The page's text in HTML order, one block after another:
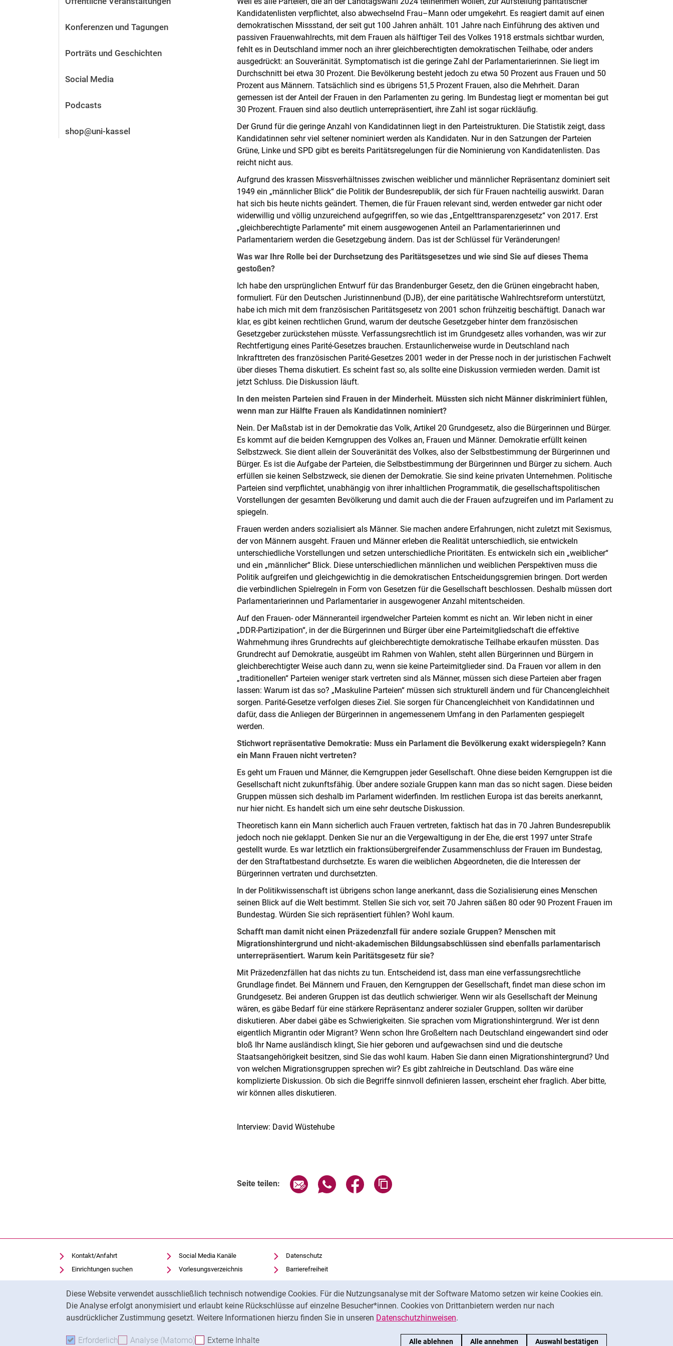
Diese Website verwendet ausschließlich technisch notwendige Cookies. Für die Nutzungsanalyse mit der Software Matomo setzen wir keine Cookies ein.
Die Analyse erfolgt anonymisiert und erlaubt keine Rückschlüsse auf einzelne Besucher*innen. Cookies von Drittanbietern werden nur nach
ausdrücklicher Zustimmung gesetzt. Weitere Informationen hierzu finden Sie in unseren Datenschutzhinweisen.
Erforderlich Erforderliche Cookies akzeptieren
Analyse (Matomo) Analyse-Cookies akzeptieren
Externe Inhalte Alle ablehnen Alle annehmen Auswahl bestätigen
Stellenangebote
Alum­ni und Freunde
Kontakt und Standorte
Konferenzen und Tagungen
Porträts und Geschichten
Social Media
Podcasts
shop@uni-kassel
Kandidatenlisten verpflichtet, also abwechselnd Frau–Mann oder umgekehrt. Es reagiert damit auf einen
demokratischen Missstand, der seit gut 100 Jahren anhält. 101 Jahre nach Einführung des aktiven und
passiven Frauenwahlrechts, mit dem Frauen als hälftiger Teil des Volkes 1918 erstmals sichtbar wurden,
fehlt es in Deutschland immer noch an ihrer gleichberechtigten demokratischen Teilhabe, oder anders
ausgedrückt: an Souveränität. Symptomatisch ist die geringe Zahl der Parlamentarierinnen. Sie liegt im
Durchschnitt bei etwa 30 Prozent. Die Bevölkerung besteht jedoch zu etwa 50 Prozent aus Frauen und 50
Prozent aus Männern. Tatsächlich sind es übrigens 51,5 Prozent Frauen, also die Mehrheit. Daran
gemessen ist der Anteil der Frauen in den Parlamenten zu gering. Im Bundestag liegt er momentan bei gut
30 Prozent. Frauen sind also deutlich unterrepräsentiert, ihre Zahl ist sogar rückläufig.
Der Grund für die geringe Anzahl von Kandidatinnen liegt in den Parteistrukturen. Die Statistik zeigt, dass
Kandidatinnen sehr viel seltener nominiert werden als Kandidaten. Nur in den Satzungen der Parteien
Grüne, Linke und SPD gibt es bereits Paritätsregelungen für die Nominierung von Kandidatenlisten. Das
reicht nicht aus.
Aufgrund des krassen Missverhältnisses zwischen weiblicher und männlicher Repräsentanz dominiert seit
1949 ein „männlicher Blick“ die Politik der Bundesrepublik, der sich für Frauen nachteilig auswirkt. Daran
hat sich bis heute nichts geändert. Themen, die für Frauen relevant sind, werden entweder gar nicht oder
widerwillig und völlig unzureichend aufgegriffen, so wie das „Entgelttransparenzgesetz“ von 2017. Erst
„gleichberechtigte Parlamente“ mit einem ausgewogenen Anteil an Parlamentarierinnen und
Parlamentariern werden die Gesetzgebung ändern. Das ist der Schlüssel für Veränderungen!
Was war Ihre Rolle bei der Durchsetzung des Paritätsgesetzes und wie sind Sie auf dieses Thema
gestoßen?
Ich habe den ursprünglichen Entwurf für das Brandenburger Gesetz, den die Grünen eingebracht haben,
formuliert. Für den Deutschen Juristinnenbund (DJB), der eine paritätische Wahlrechtsreform unterstützt,
habe ich mich mit dem französischen Paritätsgesetz von 2001 schon frühzeitig beschäftigt. Danach war
klar, es gibt keinen rechtlichen Grund, warum der deutsche Gesetzgeber hinter dem französischen
Gesetzgeber zurückstehen müsste. Verfassungsrechtlich ist im Grundgesetz alles vorhanden, was wir zur
Rechtfertigung eines Parité-Gesetzes brauchen. Erstaunlicherweise wurde in Deutschland nach
Inkrafttreten des französischen Parité-Gesetzes 2001 weder in der Presse noch in der juristischen Fachwelt
über dieses Thema diskutiert. Es scheint fast so, als sollte eine Diskussion vermieden werden. Damit ist
jetzt Schluss. Die Diskussion läuft.
In den meisten Parteien sind Frauen in der Minderheit. Müssten sich nicht Männer diskriminiert fühlen,
wenn man zur Hälfte Frauen als Kandidatinnen nominiert?
Nein. Der Maßstab ist in der Demokratie das Volk, Artikel 20 Grundgesetz, also die Bürgerinnen und Bürger.
Es kommt auf die beiden Kerngruppen des Volkes an, Frauen und Männer. Demokratie erfüllt keinen
Selbstzweck. Sie dient allein der Souveränität des Volkes, also der Selbstbestimmung der Bürgerinnen und
Bürger. Es ist die Aufgabe der Parteien, die Selbstbestimmung der Bürgerinnen und Bürger zu sichern. Auch
erfüllen sie keinen Selbstzweck, sie dienen der Demokratie. Sie sind keine privaten Unternehmen. Politische
Parteien sind verpflichtet, unabhängig von ihrer inhaltlichen Programmatik, die gesellschaftspolitischen
Vorstellungen der gesamten Bevölkerung und damit auch die der Frauen aufzugreifen und im Parlament zu
spiegeln.
Frauen werden anders sozialisiert als Männer. Sie machen andere Erfahrungen, nicht zuletzt mit Sexismus,
der von Männern ausgeht. Frauen und Männer erleben die Realität unterschiedlich, sie entwickeln
unterschiedliche Vorstellungen und setzen unterschiedliche Prioritäten. Es entwickeln sich ein „weiblicher“
und ein „männlicher“ Blick. Diese unterschiedlichen männlichen und weiblichen Perspektiven muss die
Politik aufgreifen und gleichgewichtig in die demokratischen Entscheidungsgremien bringen. Dort werden
die verbindlichen Spielregeln in Form von Gesetzen für die Gesellschaft beschlossen. Deshalb müssen dort
Parlamentarierinnen und Parlamentarier in ausgewogener Anzahl mitentscheiden.
Auf den Frauen- oder Männeranteil irgendwelcher Parteien kommt es nicht an. Wir leben nicht in einer
„DDR-Partizipation“, in der die Bürgerinnen und Bürger über eine Parteimitgliedschaft die effektive
Wahrnehmung ihres Grundrechts auf gleichberechtigte demokratische Teilhabe erkaufen müssten. Das
Grundrecht auf Demokratie, ausgeübt im Rahmen von Wahlen, steht allen Bürgerinnen und Bürgern in
gleichberechtigter Weise auch dann zu, wenn sie keine Parteimitglieder sind. Da Frauen vor allem in den
„traditionellen“ Parteien weniger stark vertreten sind als Männer, müssen sich diese Parteien aber fragen
lassen: Warum ist das so? „Maskuline Parteien“ müssen sich strukturell ändern und für Chancengleichheit
sorgen. Parité-Gesetze verfolgen dieses Ziel. Sie sorgen für Chancengleichheit von Kandidatinnen und
dafür, dass die Anliegen der Bürgerinnen in angemessenem Umfang in den Parlamenten gespiegelt
werden.
Stichwort repräsentative Demokratie: Muss ein Parlament die Bevölkerung exakt widerspiegeln? Kann
ein Mann Frauen nicht vertreten?
Es geht um Frauen und Männer, die Kerngruppen jeder Gesellschaft. Ohne diese beiden Kerngruppen ist die
Gesellschaft nicht zukunftsfähig. Über andere soziale Gruppen kann man das so nicht sagen. Diese beiden
Gruppen müssen sich deshalb im Parlament widerfinden. Im restlichen Europa ist das bereits anerkannt,
nur hier nicht. Es handelt sich um eine sehr deutsche Diskussion.
Theoretisch kann ein Mann sicherlich auch Frauen vertreten, faktisch hat das in 70 Jahren Bundesrepublik
jedoch noch nie geklappt. Denken Sie nur an die Vergewaltigung in der Ehe, die erst 1997 unter Strafe
gestellt wurde. Es war letztlich ein fraktionsübergreifender Zusammenschluss der Frauen im Bundestag,
der den Straftatbestand durchsetzte. Es waren die weiblichen Abgeordneten, die die Interessen der
Bürgerinnen vertraten und durchsetzten.
In der Politikwissenschaft ist übrigens schon lange anerkannt, dass die Sozialisierung eines Menschen
seinen Blick auf die Welt bestimmt. Stellen Sie sich vor, seit 70 Jahren säßen 80 oder 90 Prozent Frauen im
Bundestag. Würden Sie sich repräsentiert fühlen? Wohl kaum.
Schafft man damit nicht einen Präzedenzfall für andere soziale Gruppen? Menschen mit
Migrationshintergrund und nicht-akademischen Bildungsabschlüssen sind ebenfalls parlamentarisch
unterrepräsentiert. Warum kein Paritätsgesetz für sie?
Mit Präzedenzfällen hat das nichts zu tun. Entscheidend ist, dass man eine verfassungsrechtliche
Grundlage findet. Bei Männern und Frauen, den Kerngruppen der Gesellschaft, findet man diese schon im
Grundgesetz. Bei anderen Gruppen ist das deutlich schwieriger. Wenn wir als Gesellschaft der Meinung
wären, es gäbe Bedarf für eine stärkere Repräsentanz anderer sozialer Gruppen, sollten wir darüber
diskutieren. Aber dabei gäbe es Schwierigkeiten. Sie sprachen vom Migrationshintergrund. Wer ist denn
eigentlich Migrantin oder Migrant? Wenn schon Ihre Großeltern nach Deutschland eingewandert sind oder
bloß Ihr Name ausländisch klingt, Sie hier geboren und aufgewachsen sind und die deutsche
Staatsangehörigkeit besitzen, sind Sie das wohl kaum. Haben Sie dann einen Migrationshintergrund? Und
von welchen Migrationsgruppen sprechen wir? Es gibt zahlreiche in Deutschland. Das wäre eine
komplizierte Diskussion. Ob sich die Begriffe sinnvoll definieren lassen, erscheint eher fraglich. Aber bitte,
wir können alles diskutieren.
Interview: David Wüstehube
Seite teilen: Seite über E-Mail teilen
Seite über WhatsApp teilen (externer Link, öffnet neues Fenster)
Seite über Facebook teilen (externer Link, öffnet neues Fenster)
Kontakt/Anfahrt
Einrichtungen suchen
Stellenangebote
Notfall
Cookie-Einstellungen
Social Media Kanäle
Vorlesungsverzeichnis
Moodle
Panopto
Universitätsbibliothek
Datenschutz
Barrierefreiheit
Transparenter KI-Einsatz
Impressum